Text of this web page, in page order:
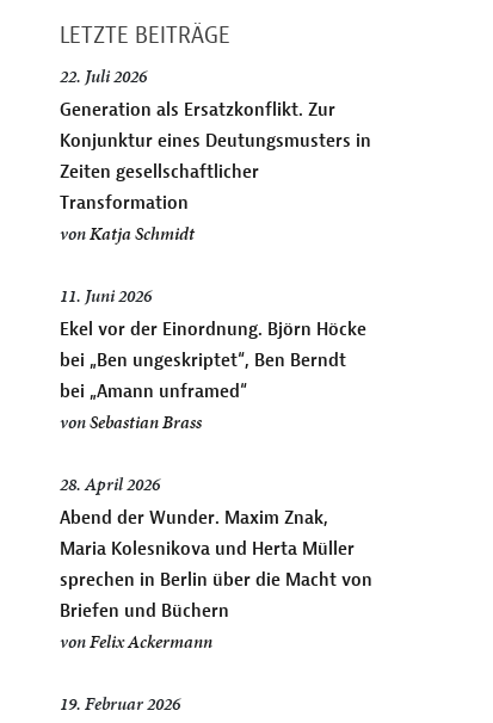
LETZTE BEITRÄGE
22. Juli 2026
Generation als Ersatzkonflikt. Zur
Konjunktur eines Deutungsmusters in
Zeiten gesellschaftlicher
Transformation
vonKatja Schmidt
11. Juni 2026
Ekel vor der Einordnung. Björn Höcke
bei „Ben ungeskriptet“, Ben Berndt
bei „Amann unframed“
vonSebastian Brass
28. April 2026
Abend der Wunder. Maxim Znak,
Maria Kolesnikova und Herta Müller
sprechen in Berlin über die Macht von
Briefen und Büchern
vonFelix Ackermann
19. Februar 2026